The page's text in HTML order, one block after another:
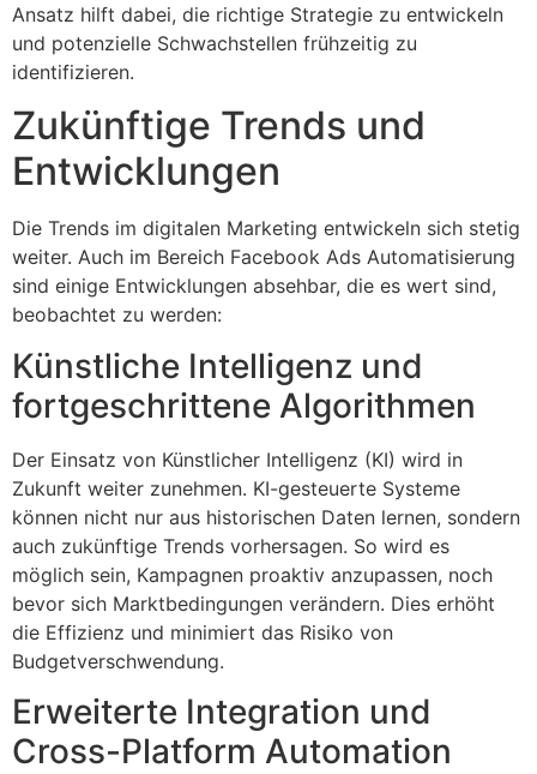
Ansatz hilft dabei, die richtige Strategie zu entwickeln
und potenzielle Schwachstellen frühzeitig zu
identifizieren.
Zukünftige Trends und
Entwicklungen
Die Trends im digitalen Marketing entwickeln sich stetig
weiter. Auch im Bereich Facebook Ads Automatisierung
sind einige Entwicklungen absehbar, die es wert sind,
beobachtet zu werden:
Künstliche Intelligenz und
fortgeschrittene Algorithmen
Der Einsatz von Künstlicher Intelligenz (KI) wird in
Zukunft weiter zunehmen. KI-gesteuerte Systeme
können nicht nur aus historischen Daten lernen, sondern
auch zukünftige Trends vorhersagen. So wird es
möglich sein, Kampagnen proaktiv anzupassen, noch
bevor sich Marktbedingungen verändern. Dies erhöht
die Effizienz und minimiert das Risiko von
Budgetverschwendung.
Erweiterte Integration und
Cross-Platform Automation